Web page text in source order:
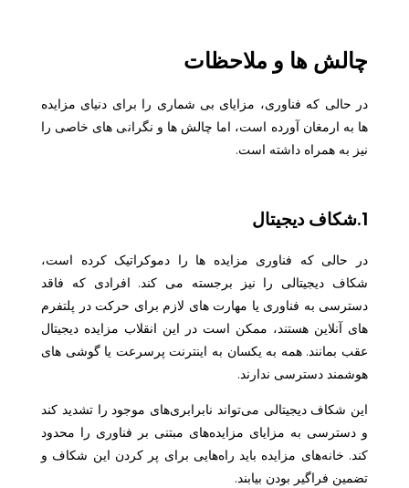
چالش ها و ملاحظات
در حالی که فناوری، مزایای بی شماری را برای دنیای مزایده
ها به ارمغان آورده است، اما چالش ها و نگرانی های خاصی را
نیز به همراه داشته است.
1.شکاف دیجیتال
در حالی که فناوری مزایده ها را دموکراتیک کرده است،
شکاف دیجیتالی را نیز برجسته می کند. افرادی که فاقد
دسترسی به فناوری یا مهارت های لازم برای حرکت در پلتفرم
های آنلاین هستند، ممکن است در این انقلاب مزایده دیجیتال
عقب بمانند. همه به یکسان به اینترنت پرسرعت یا گوشی های
هوشمند دسترسی ندارند.
این شکاف دیجیتالی می‌تواند نابرابری‌های موجود را تشدید کند
و دسترسی به مزایای مزایده‌های مبتنی بر فناوری را محدود
کند. خانه‌های مزایده باید راه‌هایی برای پر کردن این شکاف و
تضمین فراگیر بودن بیابند.